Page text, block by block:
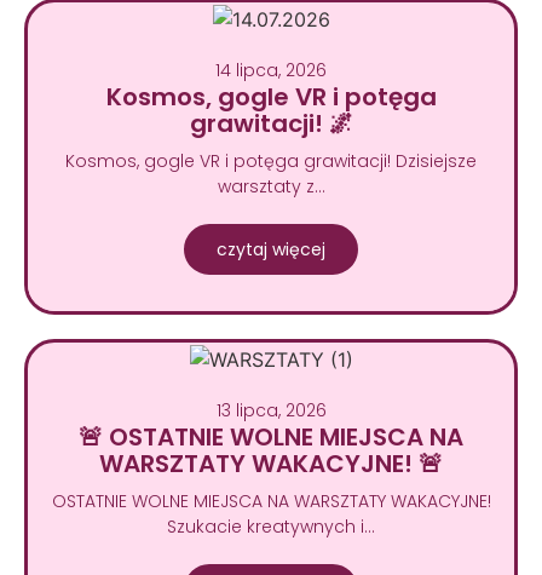
14 lipca, 2026
Kosmos, gogle VR i potęga
grawitacji! 🌌
Kosmos, gogle VR i potęga grawitacji! Dzisiejsze
warsztaty z…
czytaj więcej
13 lipca, 2026
🚨 OSTATNIE WOLNE MIEJSCA NA
WARSZTATY WAKACYJNE! 🚨
OSTATNIE WOLNE MIEJSCA NA WARSZTATY WAKACYJNE!
Szukacie kreatywnych i…